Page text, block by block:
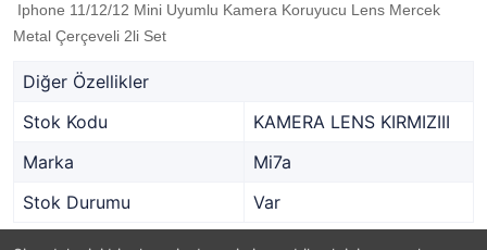
Iphone 11/12/12 Mini Uyumlu Kamera Koruyucu Lens Mercek
Metal Çerçeveli 2li Set
Diğer Özellikler
Stok Kodu
KAMERA LENS KIRMIZIII
Marka
Mi7a
Stok Durumu
Var